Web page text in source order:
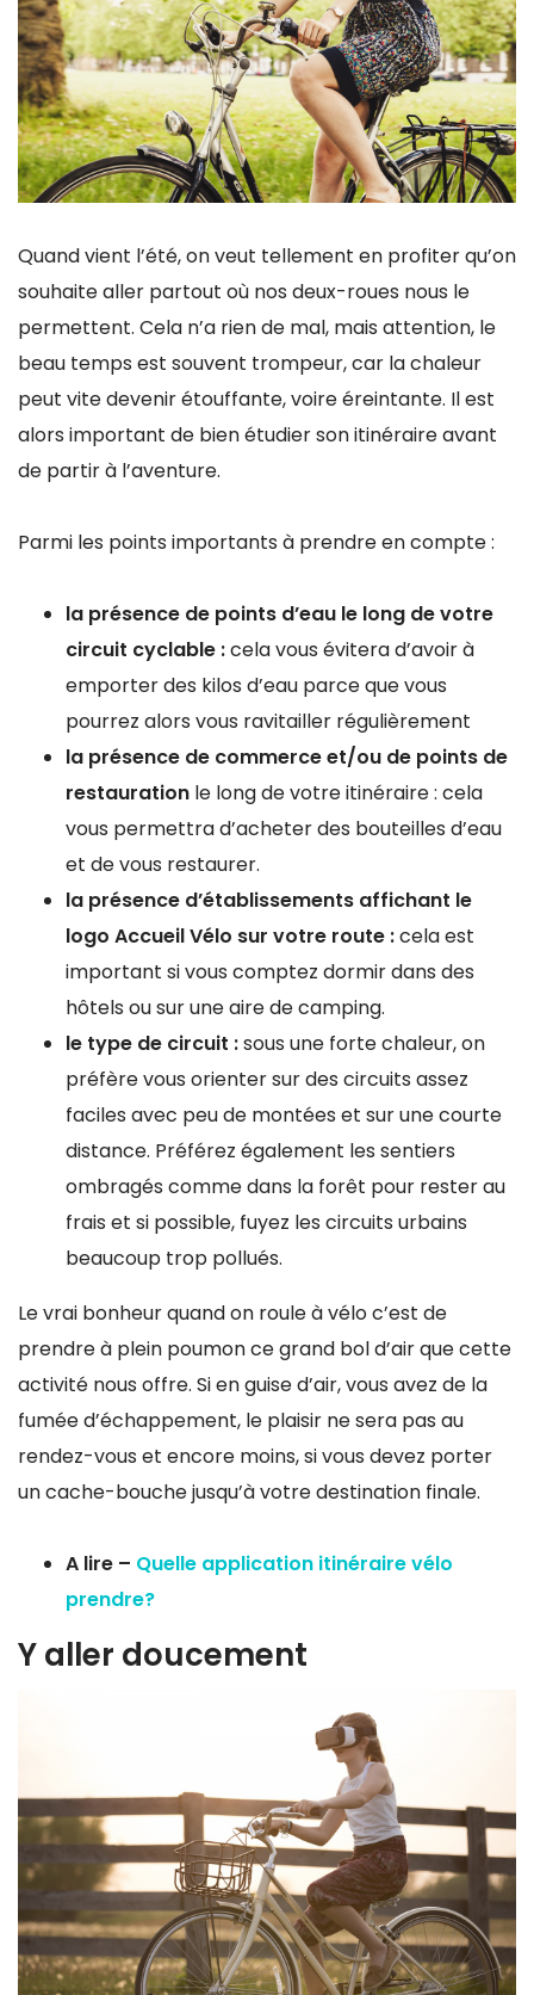
Quand vient l’été, on veut tellement en profiter qu’on
souhaite aller partout où nos deux-roues nous le
permettent. Cela n’a rien de mal, mais attention, le
beau temps est souvent trompeur, car la chaleur
peut vite devenir étouffante, voire éreintante. Il est
alors important de bien étudier son itinéraire avant
de partir à l’aventure.
Parmi les points importants à prendre en compte :
la présence de points d’eau le long de votre
circuit cyclable :cela vous évitera d’avoir à
emporter des kilos d’eau parce que vous
pourrez alors vous ravitailler régulièrement
la présence de commerce et/ou de points de
restauration le long de votre itinéraire : cela
vous permettra d’acheter des bouteilles d’eau
et de vous restaurer.
la présence d’établissements affichant le
logo Accueil Vélo sur votre route :cela est
important si vous comptez dormir dans des
hôtels ou sur une aire de camping.
le type de circuit :sous une forte chaleur, on
préfère vous orienter sur des circuits assez
faciles avec peu de montées et sur une courte
distance. Préférez également les sentiers
ombragés comme dans la forêt pour rester au
frais et si possible, fuyez les circuits urbains
beaucoup trop pollués.
Le vrai bonheur quand on roule à vélo c’est de
prendre à plein poumon ce grand bol d’air que cette
activité nous offre. Si en guise d’air, vous avez de la
fumée d’échappement, le plaisir ne sera pas au
rendez-vous et encore moins, si vous devez porter
un cache-bouche jusqu’à votre destination finale.
A lire – Quelle application itinéraire vélo
prendre?
Y aller doucement